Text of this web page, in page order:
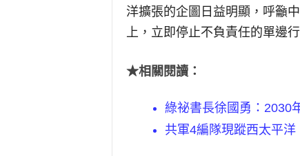
洋擴張的企圖日益明顯，呼籲
上，立即停止不負責任的單邊
★相關閱讀：
綠祕書長徐國勇：2030
共軍4編隊現蹤西太平洋